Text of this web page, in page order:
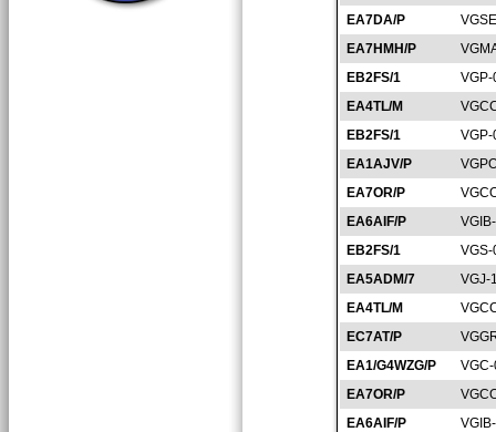
EA7DA/P
EA7HMH/P
EB2FS/1
EA4TL/M
EB2FS/1
EA1AJV/P
EA7OR/P
EA6AIF/P
EB2FS/1
EA5ADM/7
VGJ-
EA4TL/M
EC7AT/P
EA1/G4WZG/P
EA7OR/P
EA6AIF/P